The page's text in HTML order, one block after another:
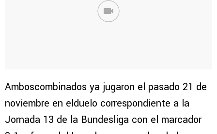
Amboscombinados ya jugaron el pasado 21 de
noviembre en elduelo correspondiente a la
Jornada 13 de la Bundesliga con el marcador